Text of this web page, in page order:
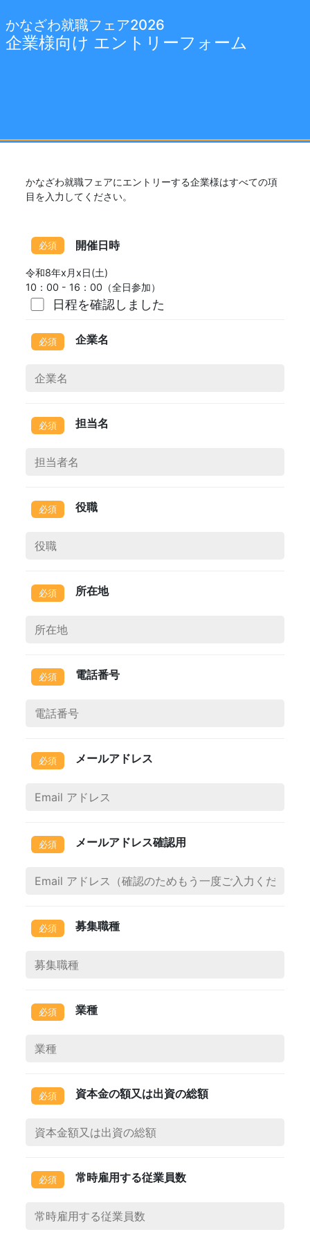
かなざわ就職フェア2026
企業様向け エントリーフォーム
かなざわ就職フェアにエントリーする企業様はすべての項
目を入力してください。
開催日時
令和8年x月x日(土)
10：00 - 16：00（全日参加）
日程を確認しました
企業名
担当名
役職
所在地
電話番号
メールアドレス
メールアドレス確認用
募集職種
業種
資本金の額又は出資の総額
常時雇用する従業員数